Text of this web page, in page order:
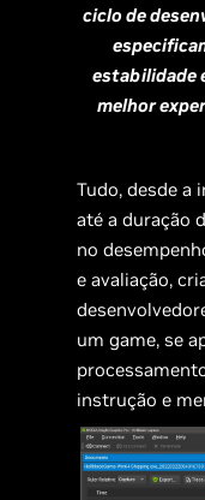
ciclo de
estabilidade
melhor
Tudo, desde a
até a duração
no
e avaliação,
um game, se
instrução e